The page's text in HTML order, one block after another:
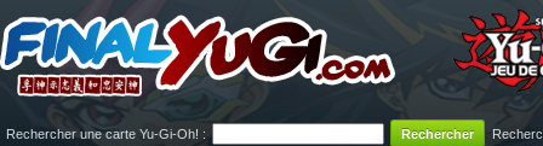
Rechercher une carte Yu-Gi-Oh! :